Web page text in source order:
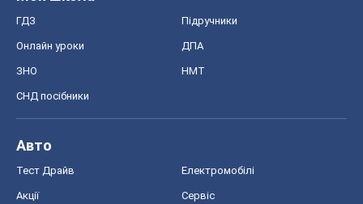
ГДЗ Підручники
Онлайн уроки ДПА
ЗНО НМТ
СНД посібники
Авто
Тест Драйв Електромобілі
Акції Сервіс